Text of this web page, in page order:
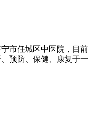
市任城区中医院，目前
预防、保健、康复于一